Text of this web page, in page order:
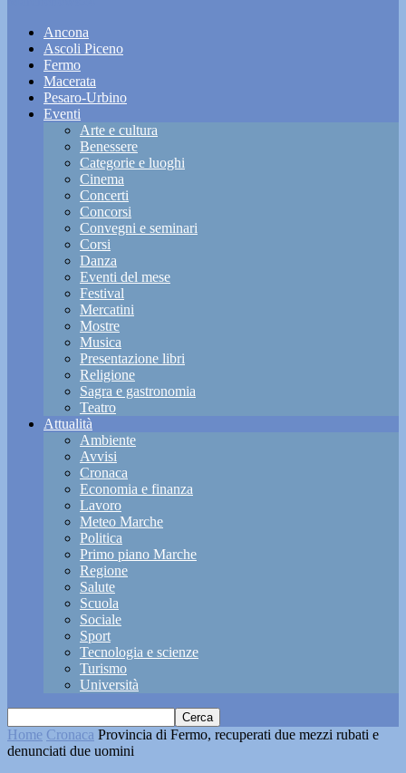
Ancona
Ascoli Piceno
Fermo
Macerata
Pesaro-Urbino
Eventi
Arte e cultura
Benessere
Categorie e luoghi
Cinema
Concerti
Concorsi
Convegni e seminari
Corsi
Danza
Eventi del mese
Festival
Mercatini
Mostre
Musica
Presentazione libri
Religione
Sagra e gastronomia
Teatro
Attualità
Ambiente
Avvisi
Cronaca
Economia e finanza
Lavoro
Meteo Marche
Politica
Primo piano Marche
Regione
Salute
Scuola
Sociale
Sport
Tecnologia e scienze
Turismo
Università
Home Cronaca Provincia di Fermo, recuperati due mezzi rubati e
denunciati due uomini